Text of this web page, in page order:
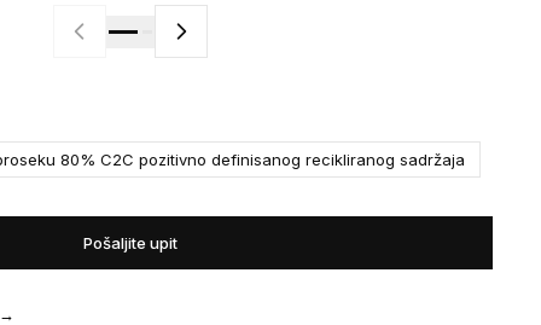
80% C2C pozitivno definisanog recikliranog sadržaja
Pošaljite upit